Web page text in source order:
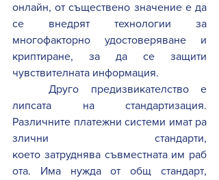
онлайн, от съществено значение е да
се внедрят технологии за
многофакторно удостоверяване и
криптиране, за да се защити
чувствителната информация.
Друго предизвикателство е
липсата на стандартизация.
Различните платежни системи имат ра
злични стандарти,
което затруднява съвместната им раб
ота. Има нужда от общ стандарт,